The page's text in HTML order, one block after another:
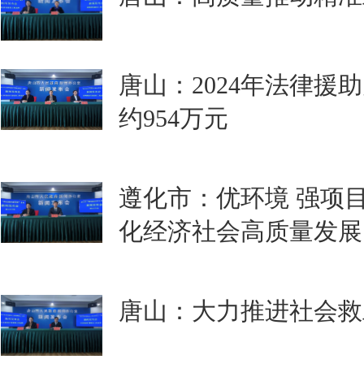
唐山：2024年法律援
约954万元
遵化市：优环境 强项
化经济社会高质量发展
唐山：大力推进社会